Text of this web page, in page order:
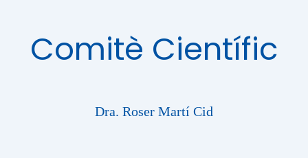
Comitè Científic
Dra. Roser Martí Cid